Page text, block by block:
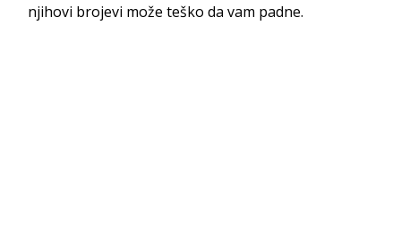
njihovi brojevi može teško da vam padne.